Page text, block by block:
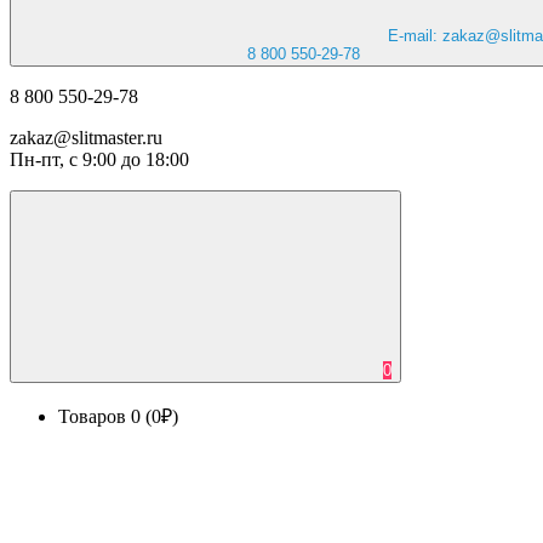
E-mail:
8 800 550-29-78
8 800 550-29-78
zakaz@slitmaster.ru
Пн-пт, с 9:00 до 18:00
0
Товаров 0 (0₽)